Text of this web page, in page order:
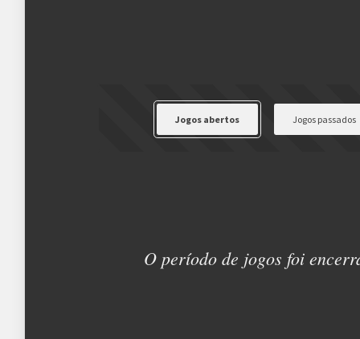
Jogos abertos Jogos passados
O período de jogos foi